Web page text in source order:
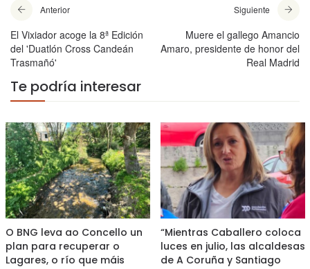
Anterior
El Vixiador acoge la 8ª Edición
del 'Duatlón Cross Candeán
Trasmañó'
Siguiente
Muere el gallego Amancio
Amaro, presidente de honor del
Real Madrid
Te podría interesar
O BNG leva ao Concello un
plan para recuperar o
Lagares, o río que máis
“Mientras Caballero coloca
luces en julio, las alcaldesas
de A Coruña y Santiago